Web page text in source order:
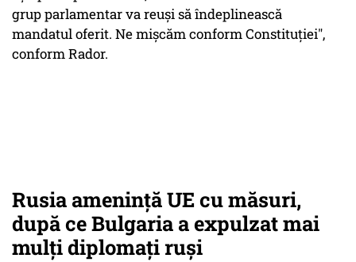
grup parlamentar va reuşi să îndeplinească
mandatul oferit. Ne mişcăm conform Constituţiei",
conform Rador.
Rusia ameninţă UE cu măsuri,
după ce Bulgaria a expulzat mai
mulţi diplomaţi ruşi